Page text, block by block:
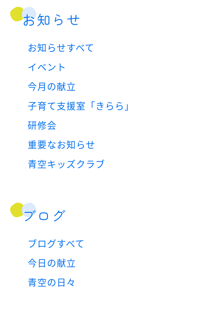
お知らせ
お知らせすべて
イベント
今月の献立
子育て支援室「きらら」
研修会
重要なお知らせ
青空キッズクラブ
ブログ
ブログすべて
今日の献立
青空の日々